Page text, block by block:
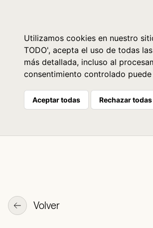
Utilizamos cookies en nuestro
TODO', acepta el uso de todas
más detallada, incluso al
consentimiento controlado puede
Aceptar todas Rechazar todas
Volver